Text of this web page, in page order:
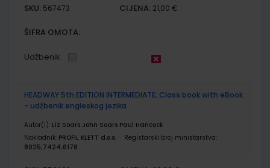
SKU: 567473 CIJENA: 21,00 €
ŠIFRA OMOTA:
Udžbenik
HEADWAY 5th EDITION INTERMEDIATE; Class book with eBook
- udžbenik engleskog jezika
Autor(i): Liz Soars John Soars Paul Hancock
Nakladnik: PROFIL KLETT d.o.o.
Registarski broj ministarstva:
8025;7424;6178